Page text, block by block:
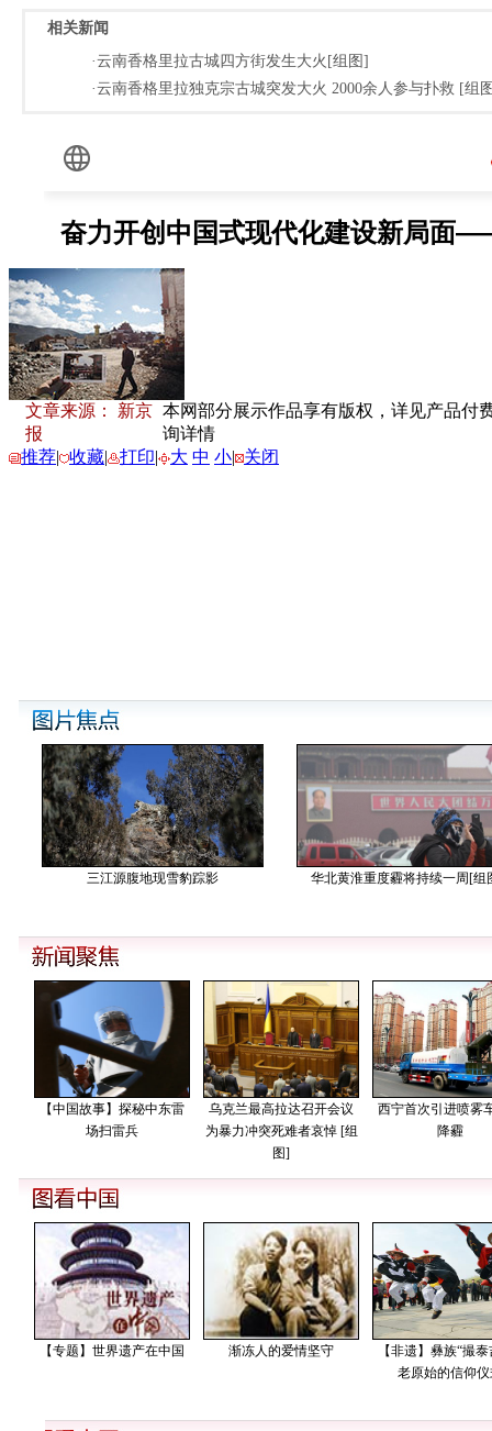
相关新闻
·云南香格里拉古城四方街发生大火[组图]
·云南香格里拉独克宗古城突发大火 2000余人参与扑救 [组
文章来源： 新京
报
本网部分展示作品享有版权，详见产品付
询详情
推荐| 收藏| 打印| 大 中 小| 关闭